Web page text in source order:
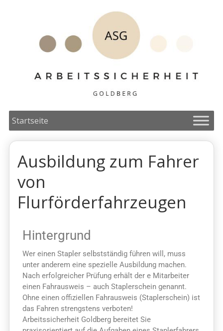
Startseite
Ausbildung zum Fahrer
von
Flurförderfahrzeugen
Hintergrund
Wer einen Stapler selbstständig führen will, muss
unter anderem eine spezielle Ausbildung machen.
Nach erfolgreicher Prüfung erhält der e Mitarbeiter
einen Fahrausweis – auch Staplerschein genannt.
Ohne einen offiziellen Fahrausweis (Staplerschein) ist
das Fahren strengstens verboten!
Arbeitssicherheit Goldberg bereitet Sie